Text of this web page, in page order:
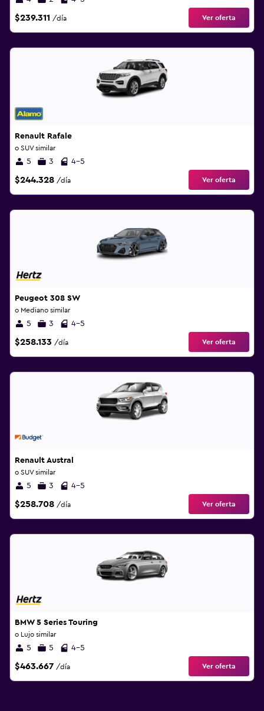
$239.311 /día Ver oferta
Renault Rafale
o SUV similar
5 3 4-5
$244.328 /día Ver oferta
Peugeot 308 SW
o Mediano similar
5 3 4-5
$258.133 /día Ver oferta
Renault Austral
o SUV similar
5 3 4-5
$258.708 /día Ver oferta
BMW 5 Series Touring
o Lujo similar
5 5 4-5
$463.667 /día Ver oferta